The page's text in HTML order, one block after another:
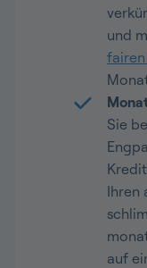
und
Sie
Ihren
auf